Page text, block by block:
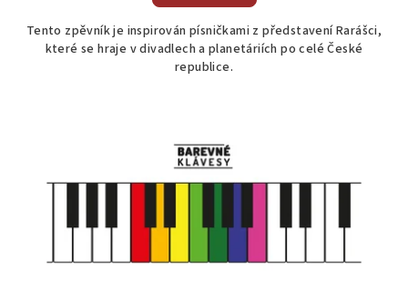
Tento zpěvník je inspirován písničkami z představení Rarášci,
které se hraje v divadlech a planetáriích po celé České
republice.